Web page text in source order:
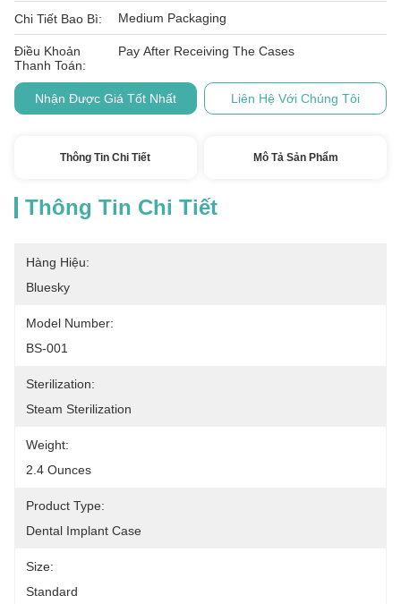
Chi Tiết Bao Bì: Medium Packaging
Điều Khoản
Thanh Toán:
Pay After Receiving The Cases
Nhận Được Giá Tốt Nhất Liên Hệ Với Chúng Tôi
Thông Tin Chi Tiết Mô Tả Sản Phẩm
Thông Tin Chi Tiết
Hàng Hiệu:
Bluesky
Model Number:
BS-001
Sterilization:
Steam Sterilization
Weight:
2.4 Ounces
Product Type:
Dental Implant Case
Size:
Standard